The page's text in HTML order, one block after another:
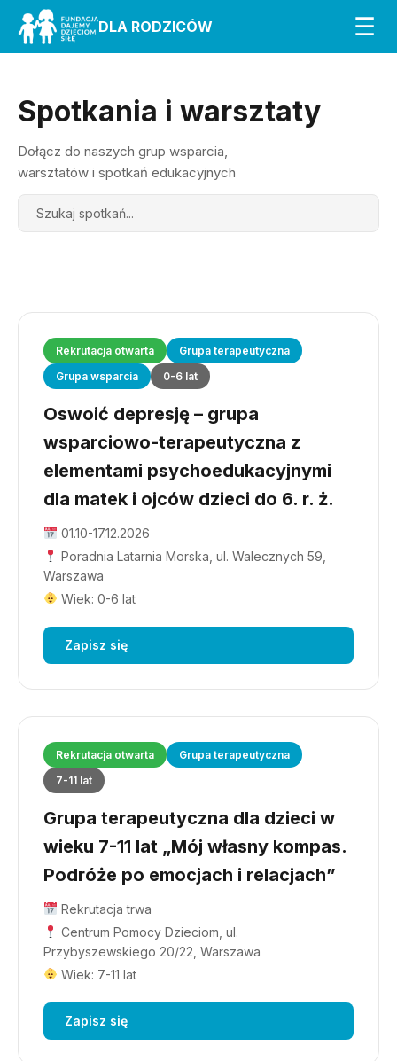
DLA RODZICÓW ☰
Spotkania i warsztaty
Dołącz do naszych grup wsparcia,
warsztatów i spotkań edukacyjnych
Search
Rekrutacja otwarta
Grupa terapeutyczna
Grupa wsparcia
0-6 lat
Oswoić depresję – grupa
wsparciowo-terapeutyczna z
elementami psychoedukacyjnymi
dla matek i ojców dzieci do 6. r. ż.
01.10-17.12.2026
Poradnia Latarnia Morska, ul. Walecznych 59,
Warszawa
Wiek: 0-6 lat
Zapisz się
Rekrutacja otwarta
Grupa terapeutyczna
7-11 lat
Grupa terapeutyczna dla dzieci w
wieku 7-11 lat „Mój własny kompas.
Podróże po emocjach i relacjach”
Rekrutacja trwa
Centrum Pomocy Dzieciom, ul.
Przybyszewskiego 20/22, Warszawa
Wiek: 7-11 lat
Zapisz się